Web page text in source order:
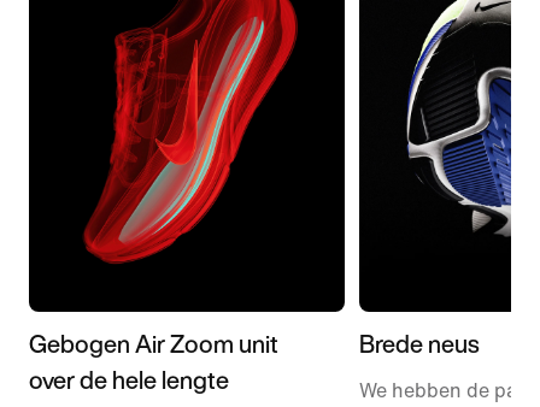
Gebogen Air Zoom unit
over de hele lengte
Brede neus
We hebben de